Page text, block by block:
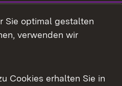
Sie optimal gestalten
verwenden wir
Cookies erhalten Sie in